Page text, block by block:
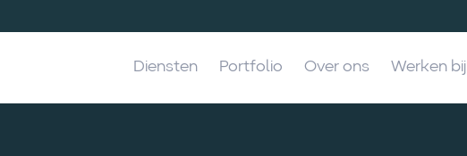
Diensten Portfolio Over ons Werken bij